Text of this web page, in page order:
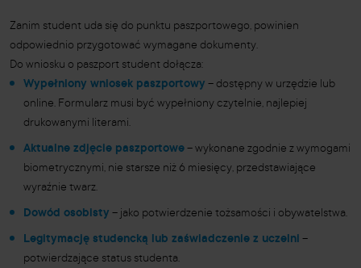
Zanim student uda się do punktu paszportowego, powinien
odpowiednio przygotować wymagane dokumenty.
Do wniosku o paszport student dołącza:
Wypełniony wniosek paszportowy – dostępny w urzędzie lub
online. Formularz musi być wypełniony czytelnie, najlepiej
drukowanymi literami.
Aktualne zdjęcie paszportowe– wykonane zgodnie z wymogami
biometrycznymi, nie starsze niż 6 miesięcy, przedstawiające
wyraźnie twarz.
Dowód osobisty – jako potwierdzenie tożsamości i obywatelstwa.
Legitymację studencką lub zaświadczenie z uczelni –
potwierdzające status studenta.